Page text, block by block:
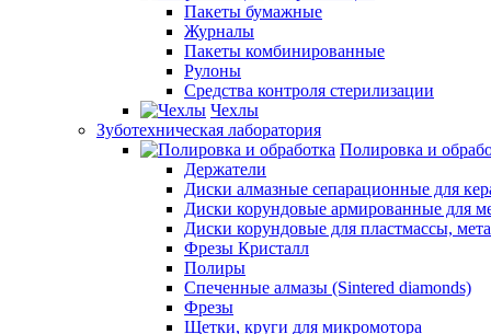
Пакеты бумажные
Журналы
Пакеты комбинированные
Рулоны
Средства контроля стерилизации
Чехлы
Зуботехническая лаборатория
Полировка и
Держатели
Диски алмазные сепарационные для
Диски корундовые армированные для
Диски корундовые для пластмассы,
Фрезы Кристалл
Полиры
Спеченные алмазы (Sintered diamonds)
Фрезы
Щетки, круги для микромотора